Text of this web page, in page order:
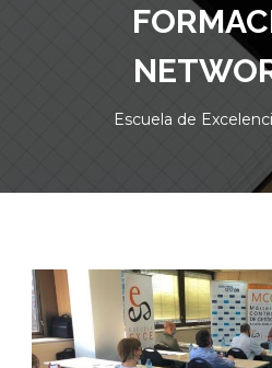
Escuela de